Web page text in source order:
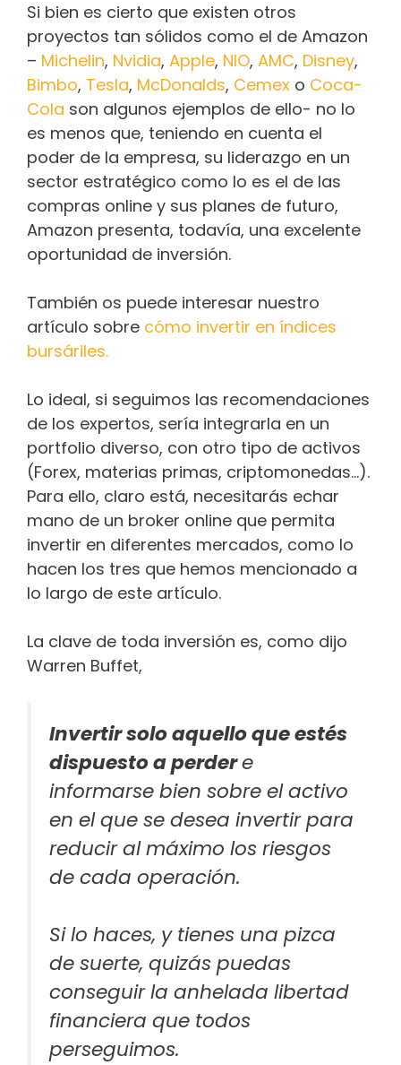
Si bien es cierto que existen otros
proyectos tan sólidos como el de Amazon
– Michelin, Nvidia, Apple, NIO, AMC, Disney,
Bimbo, Tesla, McDonalds, Cemex o Coca-
Cola son algunos ejemplos de ello- no lo
es menos que, teniendo en cuenta el
poder de la empresa, su liderazgo en un
sector estratégico como lo es el de las
compras online y sus planes de futuro,
Amazon presenta, todavía, una excelente
oportunidad de inversión.
También os puede interesar nuestro
artículo sobre cómo invertir en índices
bursáriles.
Lo ideal, si seguimos las recomendaciones
de los expertos, sería integrarla en un
portfolio diverso, con otro tipo de activos
(Forex, materias primas, criptomonedas…).
Para ello, claro está, necesitarás echar
mano de un broker online que permita
invertir en diferentes mercados, como lo
hacen los tres que hemos mencionado a
lo largo de este artículo.
La clave de toda inversión es, como dijo
Warren Buffet,
Invertir solo aquello que estés
dispuesto a perdere
informarse bien sobre el activo
en el que se desea invertir para
reducir al máximo los riesgos
de cada operación.
Si lo haces, y tienes una pizca
de suerte, quizás puedas
conseguir la anhelada libertad
financiera que todos
perseguimos.